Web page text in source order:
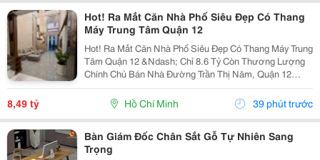
Hot! Ra Mắt Căn Nhà Phố Siêu Đẹp Có Thang
Máy Trung Tâm Quận 12
Hot! Ra Mắt Căn Nhà Phố Siêu Đẹp Có Thang Máy Trung
Tâm Quận 12 &Ndash; Chỉ 8.6 Tỷ Còn Thương Lượng
Chính Chủ Bán Nhà Đường Trần Thị Năm, Quận 12
&Ndash; Vị Trí Đẹp, Khu Dân Cư Hiện Hữu, Tiện Ích Đầy
Đủ. Diện Tích: 4M &Times; 20M Nhà...
8,49 tỷ Hồ Chí Minh 39 phút trước
Bàn Giám Đốc Chân Sắt Gỗ Tự Nhiên Sang
Trọng